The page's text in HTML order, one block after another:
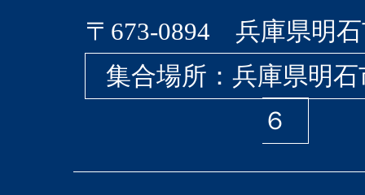
〒673-0894 兵庫県明石
集合場所：兵庫県明
６